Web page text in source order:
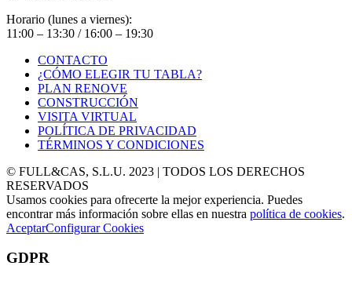
Horario (lunes a viernes):
11:00 – 13:30 / 16:00 – 19:30
CONTACTO
¿CÓMO ELEGIR TU TABLA?
PLAN RENOVE
CONSTRUCCIÓN
VISITA VIRTUAL
POLÍTICA DE PRIVACIDAD
TÉRMINOS Y CONDICIONES
© FULL&CAS, S.L.U. 2023 | TODOS LOS DERECHOS
RESERVADOS
Usamos cookies para ofrecerte la mejor experiencia. Puedes
encontrar más información sobre ellas en nuestra política de cookies.
AceptarConfigurar Cookies
GDPR